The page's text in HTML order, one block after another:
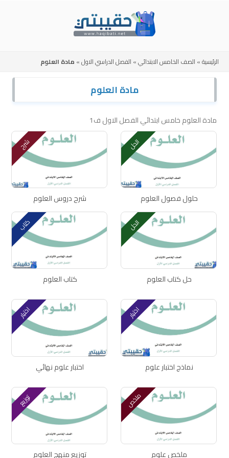
الرئيسية» الصف الخامس الابتدائي» الفصل الدراسي الاول» مادة العلوم
مادة العلوم
مادة العلوم خامس ابتدائي الفصل الاول ف1
الحل
حلول فصول العلوم
شرح
شرح دروس العلوم
الحل
حل كتاب العلوم
كتاب
كتاب العلوم
اختبار
نماذج اختبار علوم
اختبار
اختبار علوم نهائي
ملخص
ملخص علوم
توزيع
توزيع منهج العلوم